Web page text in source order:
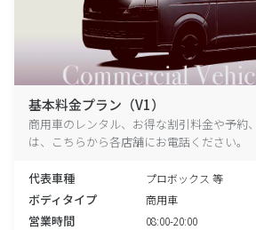
基本料金プラン（V1）
商用車のレンタル、お得な割引料金や予約
は、こちらから各店舗にお電話ください。
代表車種 プロボックス 等
ボディタイプ 商用車
営業時間 08:00-20:00